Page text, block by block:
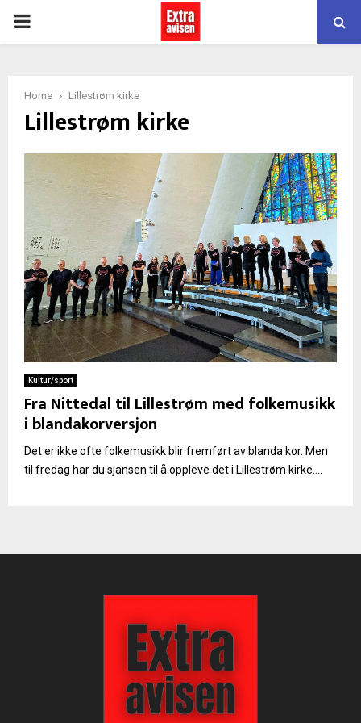
PRIMARY
Home Lillestrøm kirke
Lillestrøm kirke
Kultur/sport
Fra Nittedal til Lillestrøm med folkemusikk
i blandakorversjon
Det er ikke ofte folkemusikk blir fremført av blanda kor. Men
til fredag har du sjansen til å oppleve det i Lillestrøm kirke....